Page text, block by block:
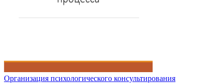
Организация психологического консультирования